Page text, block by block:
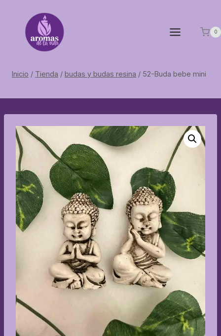
contenido
0
Inicio / Tienda / budas y budas resina / 52-Buda bebe mini